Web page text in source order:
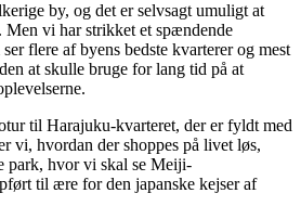
by, og det er selvsagt umuligt at
Men vi har strikket et spændende
flere af byens bedste kvarterer og mest
at skulle bruge for lang tid på at
til Harajuku-kvarteret, der er fyldt med
vi, hvordan der shoppes på livet løs,
park, hvor vi skal se Meiji-
til ære for den japanske kejser af